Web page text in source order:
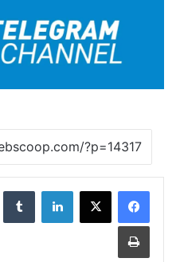
لينكدإن
طباعة